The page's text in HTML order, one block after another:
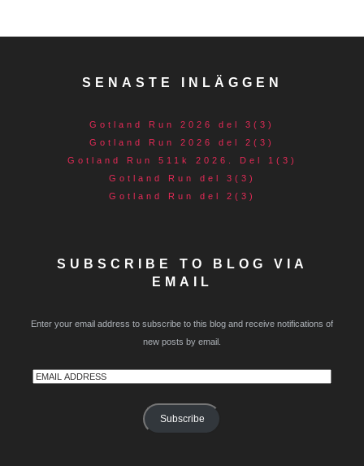
SENASTE INLÄGGEN
Gotland Run 2026 del 3(3)
Gotland Run 2026 del 2(3)
Gotland Run 511k 2026. Del 1(3)
Gotland Run del 3(3)
Gotland Run del 2(3)
SUBSCRIBE TO BLOG VIA
EMAIL
Enter your email address to subscribe to this blog and receive notifications of
new posts by email.
Email
Subscribe